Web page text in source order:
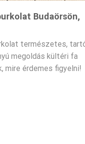
Budaörsön,
természetes,
megoldás kültéri fa
mire érdemes figyelni!